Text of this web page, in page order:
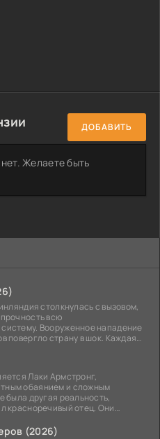
ДОБАВИТЬ
Желаете быть
столкнулась с вызовом,
всю
Вооруженное нападение
повергло страну в шок. Каждая
Лаки Армстронг,
обаянием и сложным
была другая реальность,
красноречивый отец. Они
(2026)